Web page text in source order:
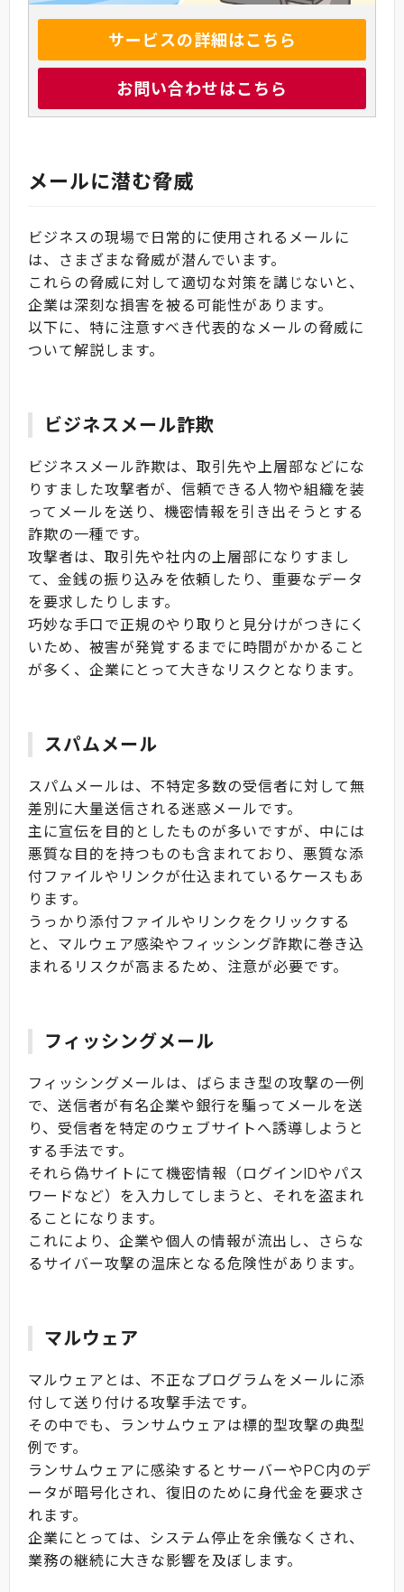
サービスの詳細はこちら
お問い合わせはこちら
メールに潜む脅威
ビジネスの現場で日常的に使用されるメールに
は、さまざまな脅威が潜んでいます。
これらの脅威に対して適切な対策を講じないと、
企業は深刻な損害を被る可能性があります。
以下に、特に注意すべき代表的なメールの脅威に
ついて解説します。
ビジネスメール詐欺
ビジネスメール詐欺は、取引先や上層部などにな
りすました攻撃者が、信頼できる人物や組織を装
ってメールを送り、機密情報を引き出そうとする
詐欺の一種です。
攻撃者は、取引先や社内の上層部になりすまし
て、金銭の振り込みを依頼したり、重要なデータ
を要求したりします。
巧妙な手口で正規のやり取りと見分けがつきにく
いため、被害が発覚するまでに時間がかかること
が多く、企業にとって大きなリスクとなります。
スパムメール
スパムメールは、不特定多数の受信者に対して無
差別に大量送信される迷惑メールです。
主に宣伝を目的としたものが多いですが、中には
悪質な目的を持つものも含まれており、悪質な添
付ファイルやリンクが仕込まれているケースもあ
ります。
うっかり添付ファイルやリンクをクリックする
と、マルウェア感染やフィッシング詐欺に巻き込
まれるリスクが高まるため、注意が必要です。
フィッシングメール
フィッシングメールは、ばらまき型の攻撃の一例
で、送信者が有名企業や銀行を騙ってメールを送
り、受信者を特定のウェブサイトへ誘導しようと
する手法です。
それら偽サイトにて機密情報（ログインIDやパス
ワードなど）を入力してしまうと、それを盗まれ
ることになります。
これにより、企業や個人の情報が流出し、さらな
るサイバー攻撃の温床となる危険性があります。
マルウェア
マルウェアとは、不正なプログラムをメールに添
付して送り付ける攻撃手法です。
その中でも、ランサムウェアは標的型攻撃の典型
例です。
ランサムウェアに感染するとサーバーやPC内のデ
ータが暗号化され、復旧のために身代金を要求さ
れます。
企業にとっては、システム停止を余儀なくされ、
業務の継続に大きな影響を及ぼします。